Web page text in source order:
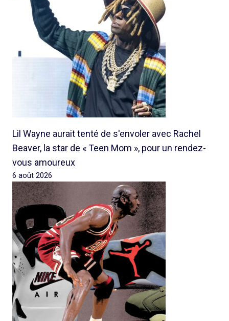
Lil Wayne aurait tenté de s'envoler avec Rachel
Beaver, la star de « Teen Mom », pour un rendez-
vous amoureux
6 août 2026